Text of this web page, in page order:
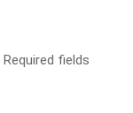
Required fields